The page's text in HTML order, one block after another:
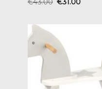
€43.00 €31.00